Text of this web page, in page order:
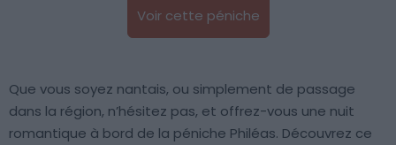
Voir cette péniche
Que vous soyez nantais, ou simplement de passage
dans la région, n’hésitez pas, et offrez-vous une nuit
romantique à bord de la péniche Philéas. Découvrez ce